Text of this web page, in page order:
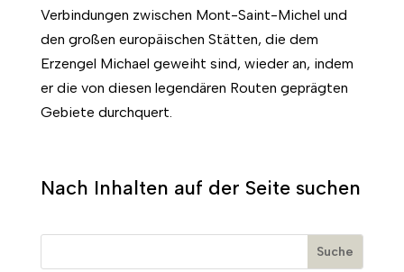
Verbindungen zwischen Mont-Saint-Michel und
den großen europäischen Stätten, die dem
Erzengel Michael geweiht sind, wieder an, indem
er die von diesen legendären Routen geprägten
Gebiete durchquert.
Nach Inhalten auf der Seite suchen